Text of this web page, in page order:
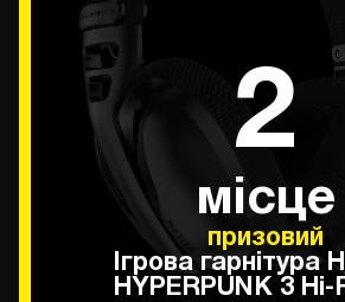
2
місце
призовий
Ігрова гарнітура
HYPERPUNK 3 Hi-